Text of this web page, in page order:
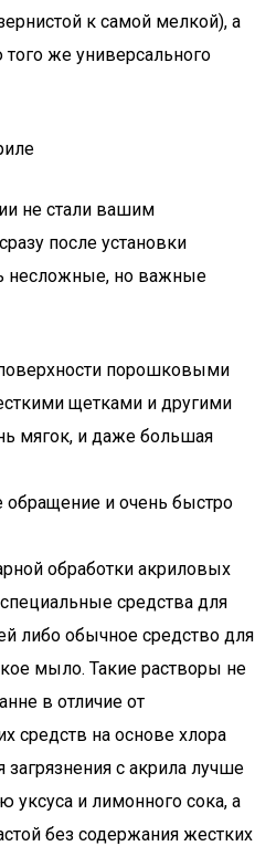
к самой мелкой), а
же универсального
не стали вашим
после установки
несложные, но важные
порошковыми
щетками и другими
мягок, и даже большая
обращение и очень быстро
обработки акриловых
средства для
либо обычное средство для
мыло. Такие растворы не
в отличие от
средств на основе хлора
с акрила лучше
уксуса и лимонного сока, а
без содержания жестких